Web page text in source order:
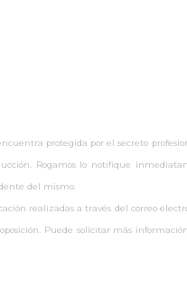
protegida por el secreto
Rogamos lo notifique
del mismo.
realizadas a través del correo
Puede solicitar más